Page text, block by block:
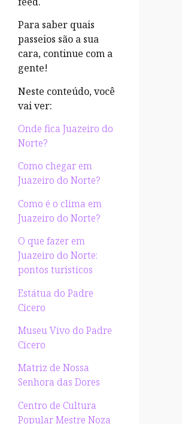
Para saber quais
passeios são a sua
cara, continue com a
gente!
Neste conteúdo, você
vai ver:
Onde fica Juazeiro do
Norte?
Como chegar em
Juazeiro do Norte?
Como é o clima em
Juazeiro do Norte?
O que fazer em
Juazeiro do Norte:
pontos turísticos
Estátua do Padre
Cícero
Museu Vivo do Padre
Cícero
Matriz de Nossa
Senhora das Dores
Centro de Cultura
Popular Mestre Noza